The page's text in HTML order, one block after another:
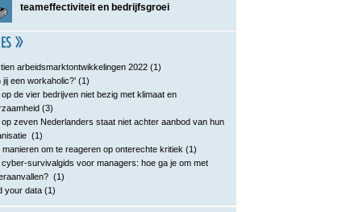
teameffectiviteit en bedrijfsgroei
arbeidsmarktontwikkelingen 2022 (1)
jij een workaholic?’ (1)
op de vier bedrijven niet bezig met klimaat en
(3)
op zeven Nederlanders staat niet achter aanbod van hun
(1)
manieren om te reageren op onterechte kritiek (1)
cyber-survivalgids voor managers: hoe ga je om met
(1)
your data (1)